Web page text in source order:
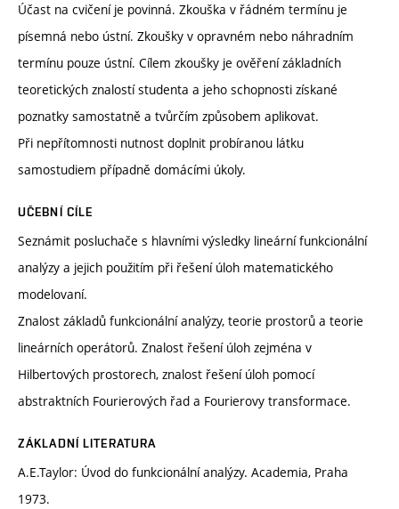
Účast na cvičení je povinná. Zkouška v řádném termínu je
písemná nebo ústní. Zkoušky v opravném nebo náhradním
termínu pouze ústní. Cílem zkoušky je ověření základních
teoretických znalostí studenta a jeho schopnosti získané
poznatky samostatně a tvůrčím způsobem aplikovat.
Při nepřítomnosti nutnost doplnit probíranou látku
samostudiem případně domácími úkoly.
UČEBNÍ CÍLE
Seznámit posluchače s hlavními výsledky lineární funkcionální
analýzy a jejich použitím při řešení úloh matematického
modelovaní.
Znalost základů funkcionální analýzy, teorie prostorů a teorie
lineárních operátorů. Znalost řešení úloh zejména v
Hilbertových prostorech, znalost řešení úloh pomocí
abstraktních Fourierových řad a Fourierovy transformace.
ZÁKLADNÍ LITERATURA
A.E.Taylor: Úvod do funkcionální analýzy. Academia, Praha
1973.